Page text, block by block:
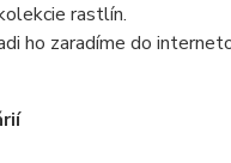
rastlín.
ho zaradíme do